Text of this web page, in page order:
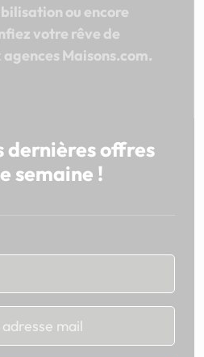
ou encore
votre rêve de
Maisons.com.
dernières offres
semaine !
Chargement...